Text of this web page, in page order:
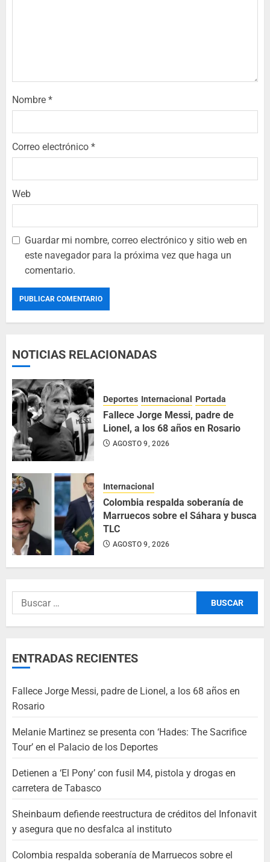
Nombre *
Correo electrónico *
Web
Guardar mi nombre, correo electrónico y sitio web en
este navegador para la próxima vez que haga un
comentario.
NOTICIAS RELACIONADAS
Deportes Internacional Portada
Fallece Jorge Messi, padre de
Lionel, a los 68 años en Rosario
AGOSTO 9, 2026
Internacional
Colombia respalda soberanía de
Marruecos sobre el Sáhara y busca
TLC
AGOSTO 9, 2026
ENTRADAS RECIENTES
Fallece Jorge Messi, padre de Lionel, a los 68 años en
Rosario
Melanie Martinez se presenta con ‘Hades: The Sacrifice
Tour’ en el Palacio de los Deportes
Detienen a ‘El Pony’ con fusil M4, pistola y drogas en
carretera de Tabasco
Sheinbaum defiende reestructura de créditos del Infonavit
y asegura que no desfalca al instituto
Colombia respalda soberanía de Marruecos sobre el